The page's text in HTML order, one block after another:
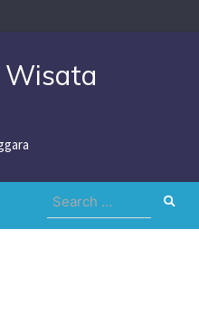
Wisata
Search
for: